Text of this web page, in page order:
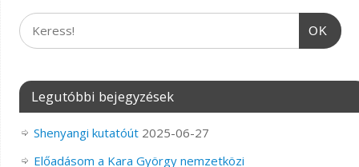
OK
Legutóbbi bejegyzések
Shenyangi kutatóút 2025-06-27
Előadásom a Kara György nemzetközi